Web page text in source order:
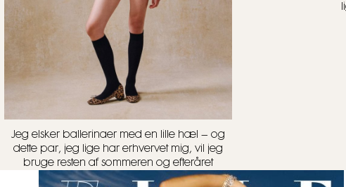
Jeg elsker ballerinaer med en lille hæl – og
dette par, jeg lige har erhvervet mig, vil jeg
bruge resten af sommeren og efteråret